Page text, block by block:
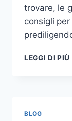
trovare, le
consigli
LEGGI DI PIÙ
BLOG